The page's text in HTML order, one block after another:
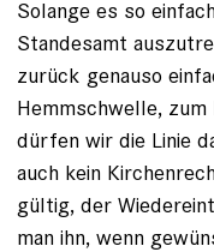
Solange es so
Standesamt
zurück genauso
Hemmschwelle,
dürfen wir die Linie
auch kein
gültig, der
man ihn, wenn